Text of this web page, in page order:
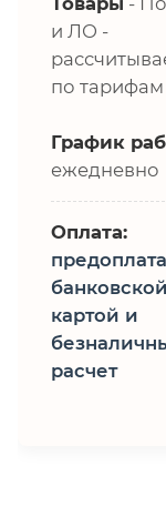
и ЛО -
по
График
ежедневно
Оплата:
банковской
картой и
расчет